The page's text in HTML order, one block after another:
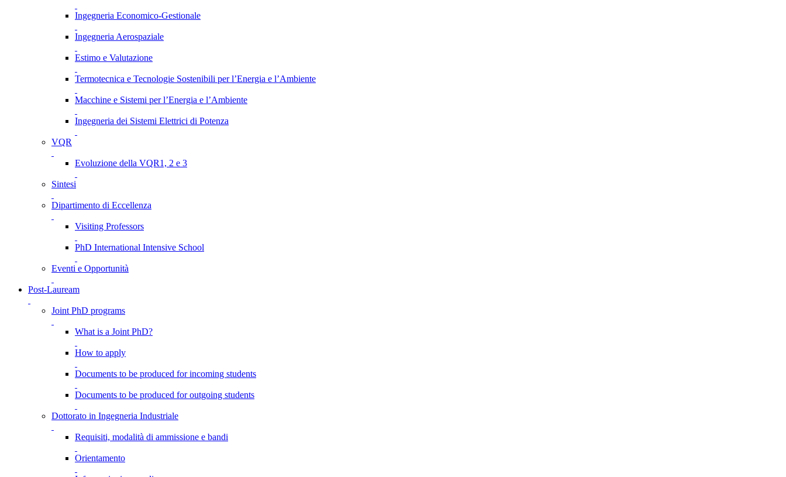
Ingegneria Economico-Gestionale
Ingegneria Aerospaziale
Estimo e Valutazione
Termotecnica e Tecnologie Sostenibili per l’Energia e l’Ambiente
Macchine e Sistemi per l’Energia e l’Ambiente
Ingegneria dei Sistemi Elettrici di Potenza
VQR
Evoluzione della VQR1, 2 e 3
Sintesi
Dipartimento di Eccellenza
Visiting Professors
PhD International Intensive School
Eventi e Opportunità
Post-Lauream
Joint PhD programs
What is a Joint PhD?
How to apply
Documents to be produced for incoming students
Documents to be produced for outgoing students
Dottorato in Ingegneria Industriale
Requisiti, modalità di ammissione e bandi
Orientamento